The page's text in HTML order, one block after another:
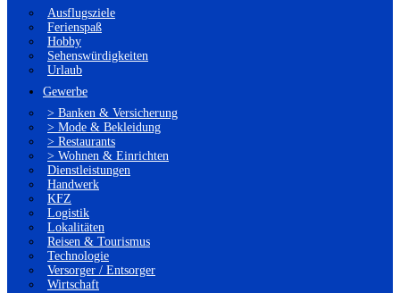
Ausflugsziele
Ferienspaß
Hobby
Sehenswürdigkeiten
Urlaub
Gewerbe
> Banken & Versicherung
> Mode & Bekleidung
> Restaurants
> Wohnen & Einrichten
Dienstleistungen
Handwerk
KFZ
Logistik
Lokalitäten
Reisen & Tourismus
Technologie
Versorger / Entsorger
Wirtschaft